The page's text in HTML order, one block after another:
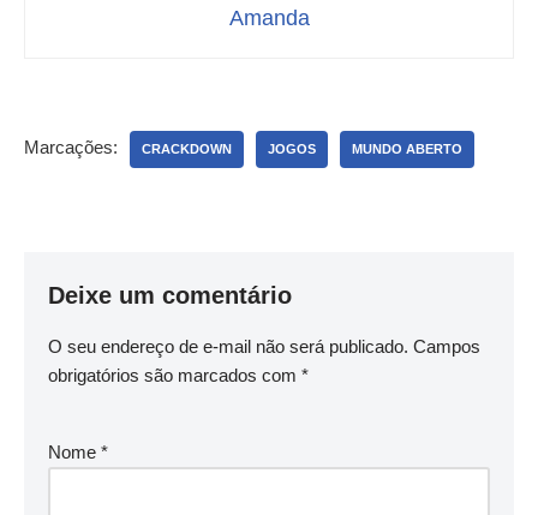
Amanda
Marcações: CRACKDOWN JOGOS MUNDO ABERTO
Deixe um comentário
O seu endereço de e-mail não será publicado. Campos
obrigatórios são marcados com *
Nome *